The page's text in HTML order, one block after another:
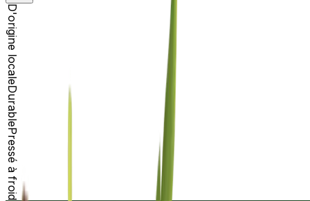
D'origine locale
Durable
Pressé à froid